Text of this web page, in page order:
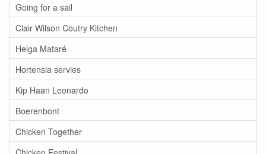
Going for a sail
Clair Wilson Coutry Kitchen
Helga Mataré
Hortensia servies
Kip Haan Leonardo
Boerenbont
Chicken Together